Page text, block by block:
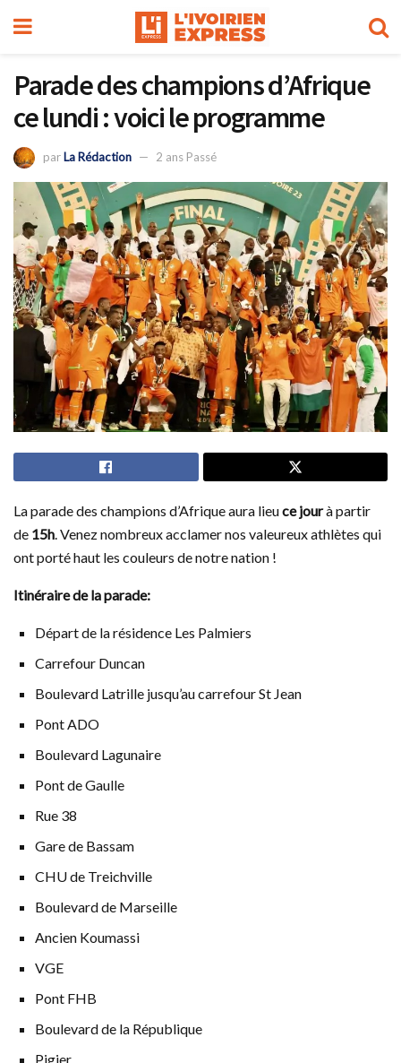
Parade des champions d’Afrique
ce lundi : voici le programme
parLa Rédaction 2 ans Passé
La parade des champions d’Afrique aura lieuce jourà partir
de 15h. Venez nombreux acclamer nos valeureux athlètes qui
ont porté haut les couleurs de notre nation !
Itinéraire de la parade:
Départ de la résidence Les Palmiers
Carrefour Duncan
Boulevard Latrille jusqu’au carrefour St Jean
Pont ADO
Boulevard Lagunaire
Pont de Gaulle
Rue 38
Gare de Bassam
CHU de Treichville
Boulevard de Marseille
Ancien Koumassi
VGE
Pont FHB
Boulevard de la République
Pigier